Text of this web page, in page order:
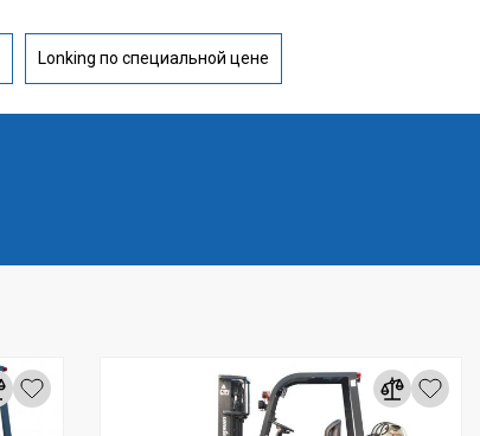
Lonking по специальной цене